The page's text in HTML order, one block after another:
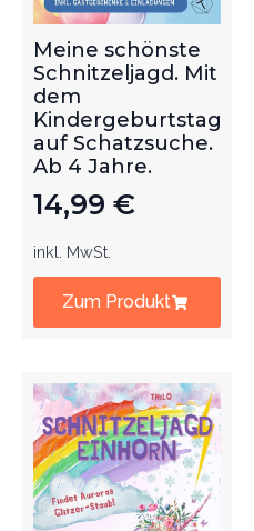
Meine schönste
Schnitzeljagd. Mit
dem
Kindergeburtstag
auf Schatzsuche.
Ab 4 Jahre.
14,99 €
inkl. MwSt.
Zum Produkt